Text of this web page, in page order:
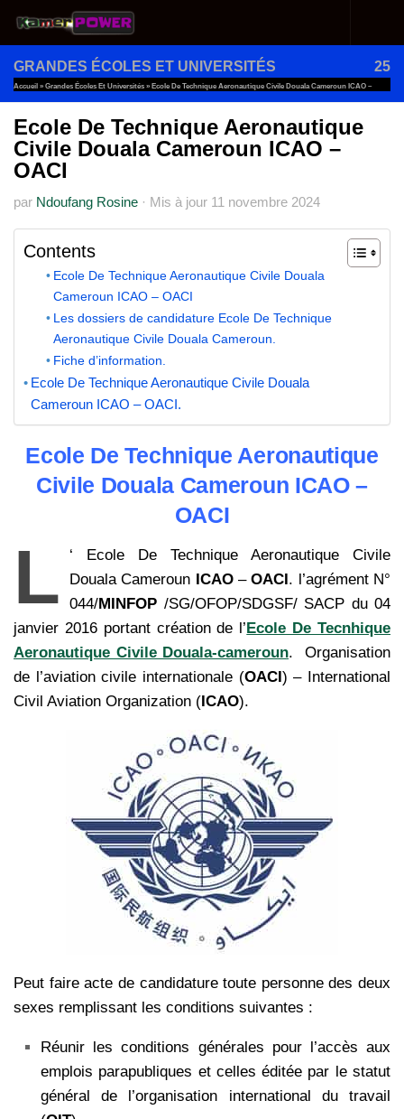
Au dessous du contenu
GRANDES ÉCOLES ET UNIVERSITÉS 25
Accueil » Grandes Écoles Et Universités » Ecole De Technique Aeronautique Civile Douala Cameroun ICAO –
OACI
Ecole De Technique Aeronautique
Civile Douala Cameroun ICAO –
OACI
par Ndoufang Rosine · Mis à jour 11 novembre 2024
Contents
Ecole De Technique Aeronautique Civile Douala
Cameroun ICAO – OACI
Les dossiers de candidature Ecole De Technique
Aeronautique Civile Douala Cameroun.
Fiche d’information.
Ecole De Technique Aeronautique Civile Douala
Cameroun ICAO – OACI.
Ecole De Technique Aeronautique
Civile Douala Cameroun ICAO –
OACI
L
‘ Ecole De Technique Aeronautique Civile
Douala Cameroun ICAO–OACI. l’agrément N°
044/MINFOP /SG/OFOP/SDGSF/ SACP du 04
janvier 2016 portant création de l’Ecole De Tecnhique
Aeronautique Civile Douala-cameroun. Organisation
de l’aviation civile internationale (OACI) – International
Civil Aviation Organization (ICAO).
Peut faire acte de candidature toute personne des deux
sexes remplissant les conditions suivantes :
Réunir les conditions générales pour l’accès aux
emplois parapubliques et celles éditée par le statut
général de l’organisation international du travail